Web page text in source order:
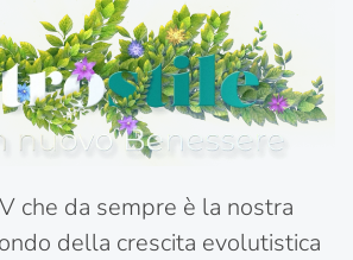
che da sempre è la nostra
della crescita evolutistica